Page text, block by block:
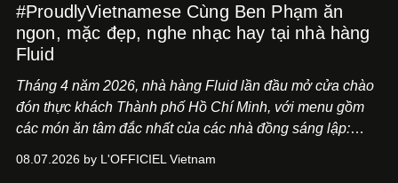
#ProudlyVietnamese Cùng Ben Phạm ăn
ngon, mặc đẹp, nghe nhạc hay tại nhà hàng
Fluid
Tháng 4 năm 2026, nhà hàng Fluid lần đầu mở cửa chào
đón thực khách Thành phố Hồ Chí Minh, với menu gồm
các món ăn tâm đắc nhất của các nhà đồng sáng lập:
món ăn đa dạng từ Á đến Âu nhanh chóng được yêu thích
08.07.2026 by L'OFFICIEL Vietnam